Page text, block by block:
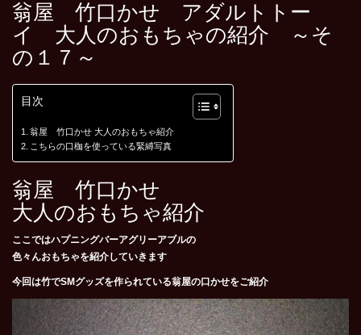
翁屋 竹口かせ アダルトトー
イ 大人のおもちゃの紹介 ～そ
の１７～
目次
翁屋 竹口かせ 大人のおもちゃ紹介
こちらの口枷を使っている緊縛写真
翁屋 竹口かせ
大人のおもちゃ紹介
ここではハプニングバーアグリーアブルの
色々んおもちゃを紹介していきます
今回は竹でSMグッズを作られている翁屋の口かせをご紹介